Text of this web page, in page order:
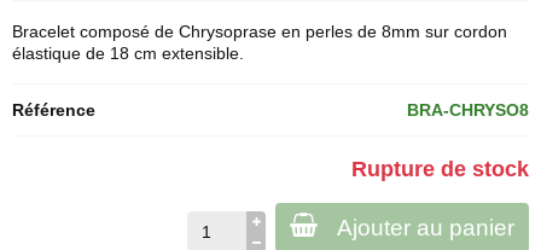
Bracelet composé de Chrysoprase en perles de 8mm sur cordon
élastique de 18 cm extensible.
Référence BRA-CHRYSO8
Rupture de stock
Ajouter au panier